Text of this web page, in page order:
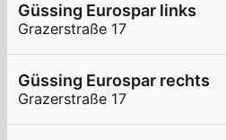
Güssing Eurospar links
Grazerstraße 17
Güssing Eurospar rechts
Grazerstraße 17